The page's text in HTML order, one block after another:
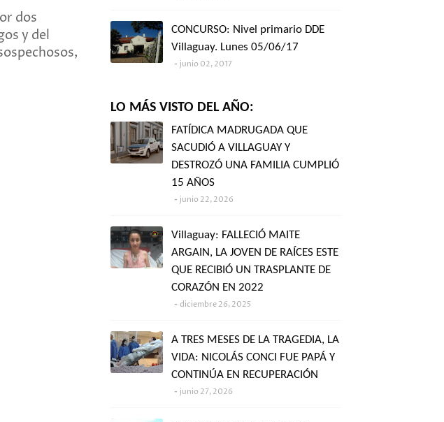
dos
y del
CONCURSO: Nivel primario DDE
Villaguay. Lunes 05/06/17
junio 02, 2017
LO MÁS VISTO DEL AÑO:
FATÍDICA MADRUGADA QUE
SACUDIÓ A VILLAGUAY Y
DESTROZÓ UNA FAMILIA CUMPLIÓ
15 AÑOS
junio 22, 2026
Villaguay: FALLECIÓ MAITE
ARGAIN, LA JOVEN DE RAÍCES ESTE
QUE RECIBIÓ UN TRASPLANTE DE
CORAZÓN EN 2022
diciembre 26, 2025
A TRES MESES DE LA TRAGEDIA, LA
VIDA: NICOLÁS CONCI FUE PAPÁ Y
CONTINÚA EN RECUPERACIÓN
junio 27, 2026